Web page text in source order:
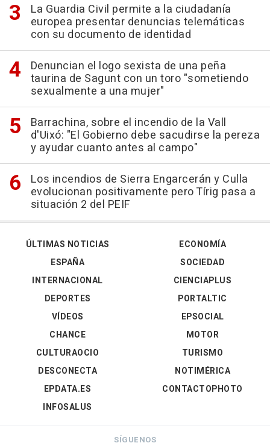
La Guardia Civil permite a la ciudadanía
europea presentar denuncias telemáticas
con su documento de identidad
Denuncian el logo sexista de una peña
taurina de Sagunt con un toro "sometiendo
sexualmente a una mujer"
Barrachina, sobre el incendio de la Vall
d'Uixó: "El Gobierno debe sacudirse la pereza
y ayudar cuanto antes al campo"
Los incendios de Sierra Engarcerán y Culla
evolucionan positivamente pero Tírig pasa a
situación 2 del PEIF
ÚLTIMAS NOTICIAS
ESPAÑA
INTERNACIONAL
DEPORTES
VÍDEOS
ECONOMÍA
SOCIEDAD
CIENCIAPLUS
PORTALTIC
EPSOCIAL
CHANCE
CULTURAOCIO
DESCONECTA
EPDATA.ES
INFOSALUS
MOTOR
TURISMO
NOTIMÉRICA
CONTACTOPHOTO
SÍGUENOS